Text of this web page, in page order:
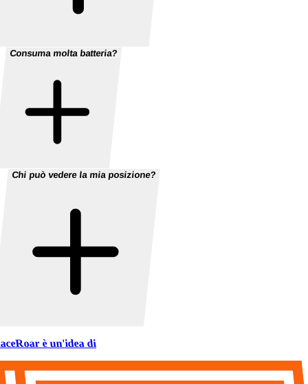
Consuma molta batteria?
Chi può vedere la mia posizione?
è un'idea di